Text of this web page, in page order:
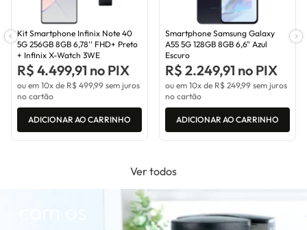
Kit Smartphone Infinix Note 40
5G 256GB 8GB 6,78'' FHD+ Preto
+ Infinix X-Watch 3WE
R$ 4.499,91 no PIX
ou em 10x de R$ 499,99 sem juros
no cartão
ADICIONAR AO CARRINHO
Smartphone Samsung Galaxy
A55 5G 128GB 8GB 6,6" Azul
Escuro
R$ 2.249,91 no PIX
ou em 10x de R$ 249,99 sem juros
no cartão
ADICIONAR AO CARRINHO
Ver todos
CAFETEIRAS
Confira a
nossa
seleção de